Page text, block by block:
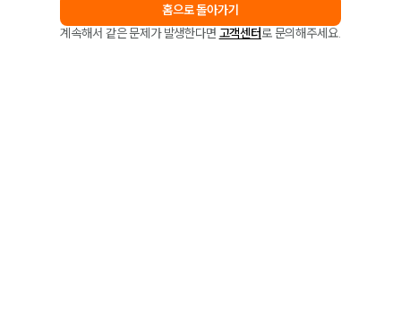
홈으로 돌아가기
계속해서 같은 문제가 발생한다면 고객센터로 문의해주세요.